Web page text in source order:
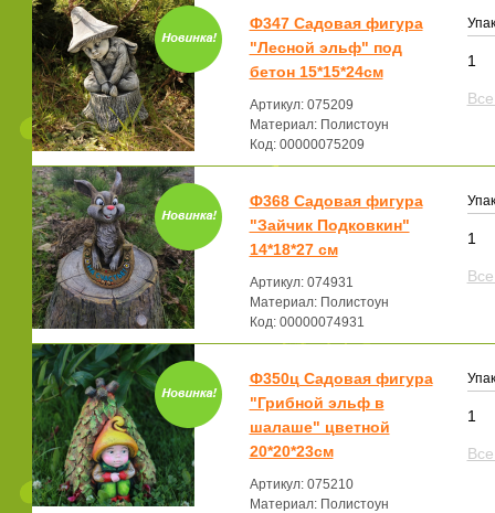
Ф347 Садовая фигура
"Лесной эльф" под
бетон 15*15*24см
Артикул: 075209
Материал: Полистоун
Код: 00000075209
1
Ф368 Садовая фигура
"Зайчик Подковкин"
14*18*27 см
Артикул: 074931
Материал: Полистоун
Код: 00000074931
1
Ф350ц Садовая фигура
"Грибной эльф в
шалаше" цветной
20*20*23см
Артикул: 075210
Материал: Полистоун
1